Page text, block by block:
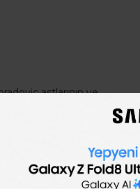
astlarının ve
oldukça samimi bir
özelliği olarak